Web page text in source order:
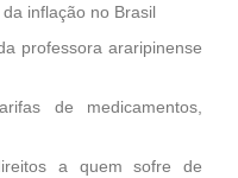
inflação no Brasil
professora araripinense
de medicamentos,
a quem sofre de